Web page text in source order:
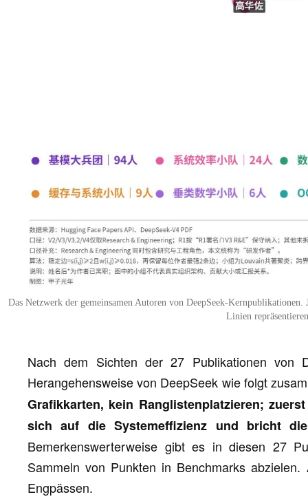
Das Netzwerk der gemeinsamen Autoren von DeepSeek-
Linien
Nach dem Sichten der 27 Publikationen von
Herangehensweise von DeepSeek wie folgt
Grafikkarten, kein Ranglistenplatzieren;
sich auf die Systemeffizienz und bricht die
Bemerkenswerterweise gibt es in diesen 27
Sammeln von Punkten in Benchmarks
Engpässen.